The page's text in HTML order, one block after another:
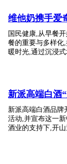
维他奶携手爱
国民健康,从早餐
餐的重要与多样化
暖时光,通过沉浸
新派高端白酒
新派高端白酒品牌
活动,并宣布这一
酒业的支持下,开